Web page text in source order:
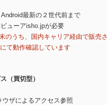
最新の２世代前まで
ューアisho.jpが必要
うち、国内キャリア経由で販売
て動作確認しています
（買切型）
ザによるアクセス参照